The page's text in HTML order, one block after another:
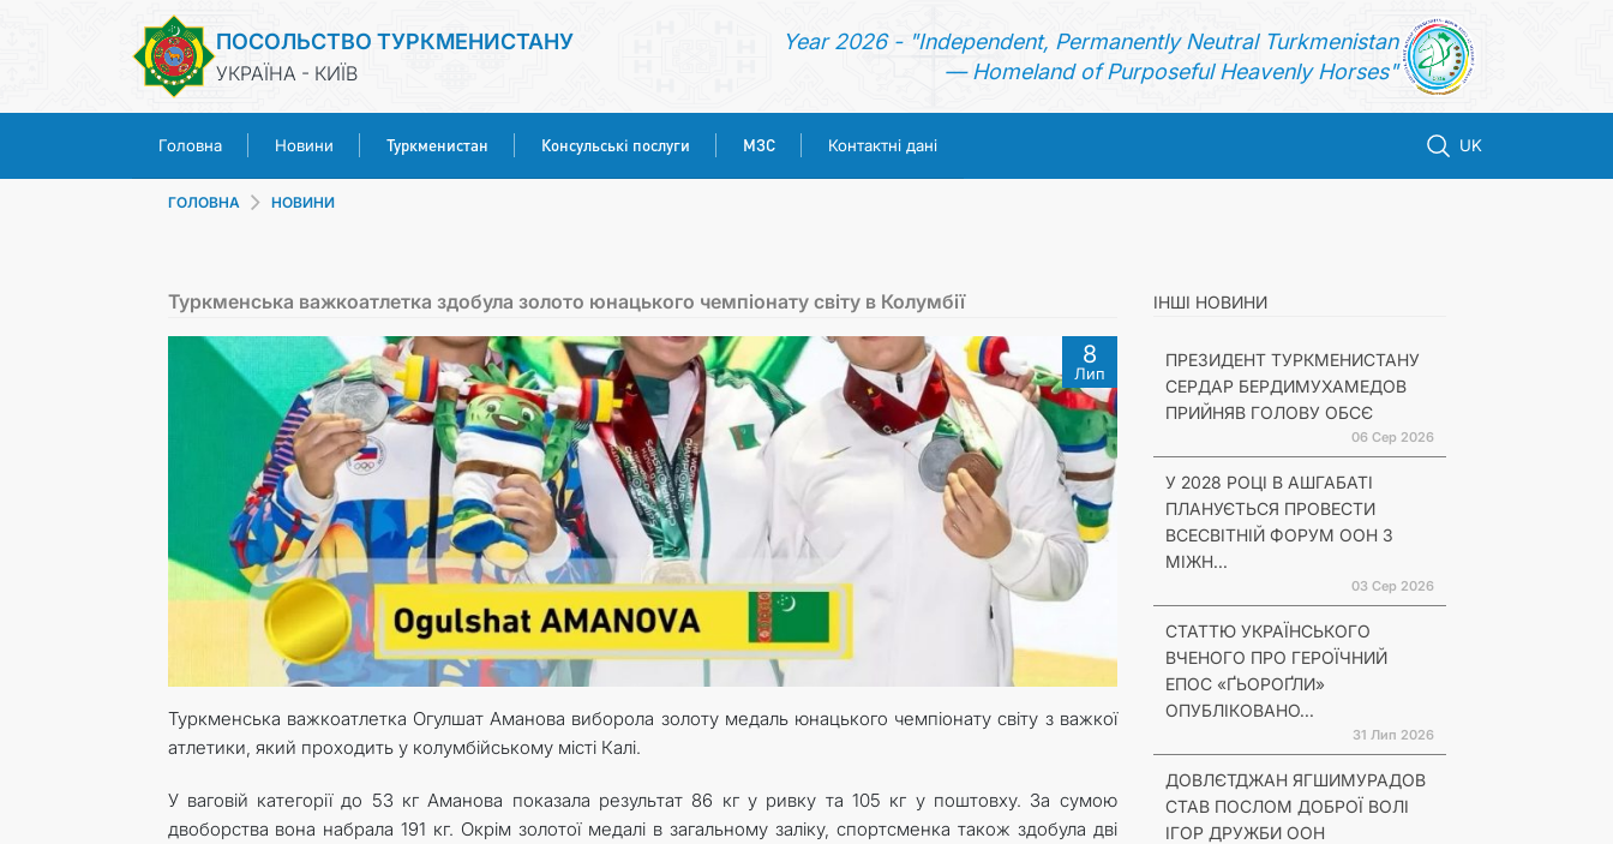
ПОСОЛЬСТВО ТУРКМЕНИСТАНУ
УКРАЇНА - КИЇВ
Year 2026 - "Independent, Permanently Neutral Turkmenistan
— Homeland of Purposeful Heavenly Horses"
Головна Новини Туркменистан Консульські послуги МЗС Контактні дані UK
ТУРКМЕНИСТАН
КОНСУЛЬСЬКІ ПОСЛУГИ
МЗС
КОНТАКТНІ ДАНІ
ГОЛОВНА НОВИНИ
Туркменська важкоатлетка здобула золото юнацького чемпіонату світу в Колумбії
8
Лип
Туркменська важкоатлетка Огулшат Аманова виборола золоту медаль юнацького чемпіонату світу з важкої
атлетики, який проходить у колумбійському місті Калі.
У ваговій категорії до 53 кг Аманова показала результат 86 кг у ривку та 105 кг у поштовху. За сумою
двоборства вона набрала 191 кг. Окрім золотої медалі в загальному заліку, спортсменка також здобула дві
ІНШІ НОВИНИ
ПРЕЗИДЕНТ ТУРКМЕНИСТАНУ
СЕРДАР БЕРДИМУХАМЕДОВ
ПРИЙНЯВ ГОЛОВУ ОБСЄ
06 Сер 2026
У 2028 РОЦІ В АШГАБАТІ
ПЛАНУЄТЬСЯ ПРОВЕСТИ
ВСЕСВІТНІЙ ФОРУМ ООН З
МІЖН...
03 Сер 2026
СТАТТЮ УКРАЇНСЬКОГО
ВЧЕНОГО ПРО ГЕРОЇЧНИЙ
ЕПОС «ҐЬОРОҐЛИ»
ОПУБЛІКОВАНО...
31 Лип 2026
ДОВЛЄТДЖАН ЯГШИМУРАДОВ
СТАВ ПОСЛОМ ДОБРОЇ ВОЛІ
ІГОР ДРУЖБИ ООН